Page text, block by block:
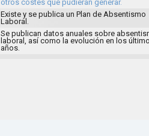
otros costes que pudieran generar.
Existe y se publica un Plan de Absentismo
Laboral.
Se publican datos anuales sobre
laboral, así como la evolución en los
años.